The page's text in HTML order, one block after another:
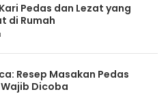
Pedas dan Lezat yang
di Rumah
Resep Masakan Pedas
Dicoba